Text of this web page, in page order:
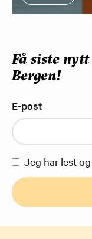
Få siste
Bergen!
E-post
Jeg har lest